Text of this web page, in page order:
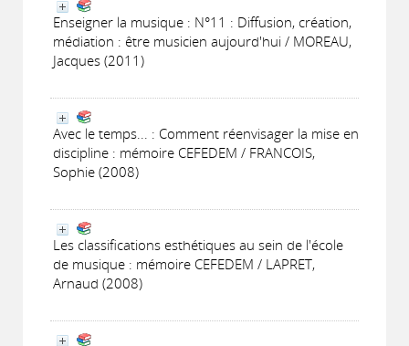
Enseigner la musique : N°11 : Diffusion, création,
médiation : être musicien aujourd'hui / MOREAU,
Jacques (2011)
Avec le temps... : Comment réenvisager la mise en
discipline : mémoire CEFEDEM / FRANCOIS,
Sophie (2008)
Les classifications esthétiques au sein de l'école
de musique : mémoire CEFEDEM / LAPRET,
Arnaud (2008)